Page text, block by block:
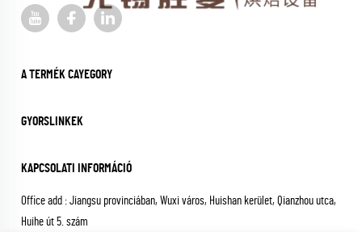
A TERMÉK CAYEGORY
GYORSLINKEK
KAPCSOLATI INFORMÁCIÓ
Office add : Jiangsu provinciában, Wuxi város, Huishan kerület, Qianzhou utca,
Huihe út 5. szám